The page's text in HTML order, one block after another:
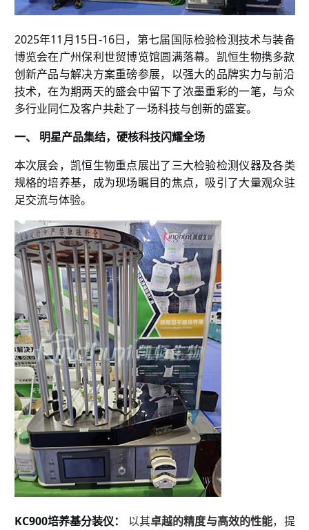
2025年11月15日-16日，第七届国际检验检测技术与装备
博览会在广州保利世贸博览馆圆满落幕。凯恒生物携多款
创新产品与解决方案重磅参展，以强大的品牌实力与前沿
技术，在为期两天的盛会中留下了浓墨重彩的一笔，与众
多行业同仁及客户共赴了一场科技与创新的盛宴。
一、
明星产品集结，硬核科技闪耀全场
本次展会，凯恒生物重点展出了三大检验检测仪器及各类
规格的培养基，成为现场瞩目的焦点，吸引了大量观众驻
足交流与体验。
KC900培养基分装仪： 以其卓越的精度与高效的性能，提